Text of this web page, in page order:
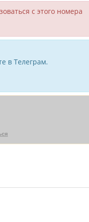
с этого номера
в Телеграм.